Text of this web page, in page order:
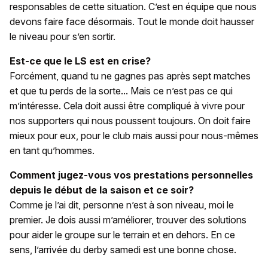
responsables de cette situation. C’est en équipe que nous
devons faire face désormais. Tout le monde doit hausser
le niveau pour s’en sortir.
Est-ce que le LS est en crise?
Forcément, quand tu ne gagnes pas après sept matches
et que tu perds de la sorte... Mais ce n’est pas ce qui
m’intéresse. Cela doit aussi être compliqué à vivre pour
nos supporters qui nous poussent toujours. On doit faire
mieux pour eux, pour le club mais aussi pour nous-mêmes
en tant qu’hommes.
Comment jugez-vous vos prestations personnelles
depuis le début de la saison et ce soir?
Comme je l’ai dit, personne n’est à son niveau, moi le
premier. Je dois aussi m’améliorer, trouver des solutions
pour aider le groupe sur le terrain et en dehors. En ce
sens, l’arrivée du derby samedi est une bonne chose.